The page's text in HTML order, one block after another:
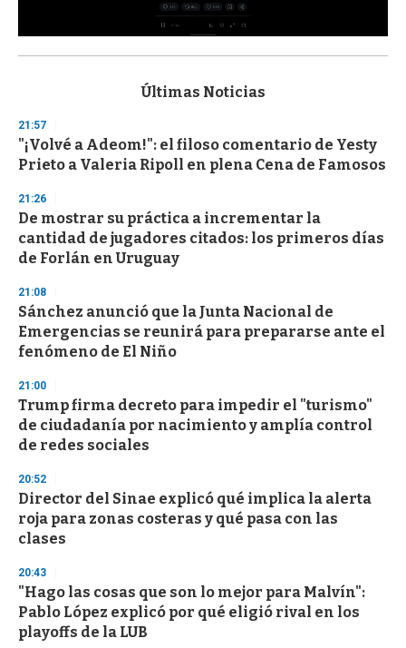
s
d
s
o
f
3
s
c
o
d
s
Últimas Noticias
21:57
"¡Volvé a Adeom!": el filoso comentario de Yesty
Prieto a Valeria Ripoll en plena Cena de Famosos
21:26
De mostrar su práctica a incrementar la
cantidad de jugadores citados: los primeros días
de Forlán en Uruguay
21:08
Sánchez anunció que la Junta Nacional de
Emergencias se reunirá para prepararse ante el
fenómeno de El Niño
21:00
Trump firma decreto para impedir el "turismo"
de ciudadanía por nacimiento y amplía control
de redes sociales
20:52
Director del Sinae explicó qué implica la alerta
roja para zonas costeras y qué pasa con las
clases
20:43
"Hago las cosas que son lo mejor para Malvín":
Pablo López explicó por qué eligió rival en los
playoffs de la LUB